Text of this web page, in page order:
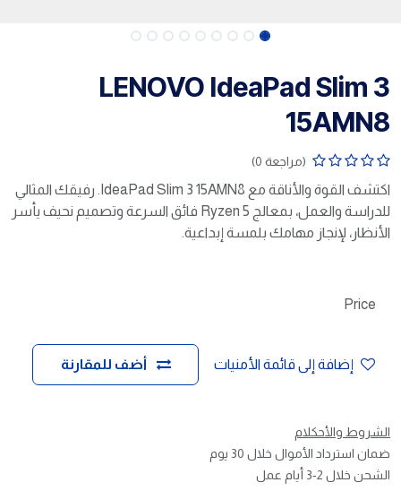
LENOVO IdeaPad Slim 3
15AMN8
(مراجعة 0)
اكتشف القوة والأناقة مع IdeaPad Slim 3 15AMN8. رفيقك المثالي
للدراسة والعمل، بمعالج Ryzen 5 فائق السرعة وتصميم نحيف يأسر
الأنظار، لإنجاز مهامك بلمسة إبداعية.
أضف للمقارنة إضافة إلى قائمة الأمنيات
Price
الشروط والأحكلام
ضمان استرداد الأموال خلال 30 يوم
الشحن خلال 2-3 أيام عمل